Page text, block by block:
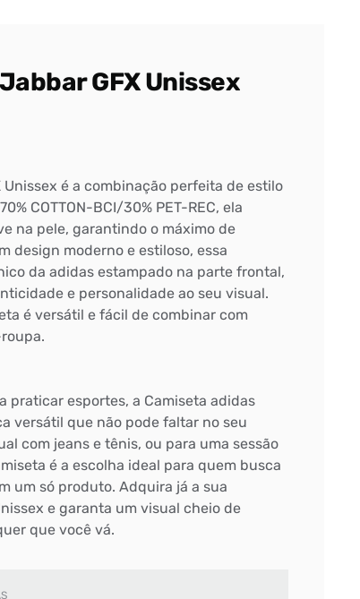
GFX Unissex
é a combinação perfeita de estilo
COTTON-BCI/30% PET-REC, ela
na pele, garantindo o máximo de
design moderno e estiloso, essa
da adidas estampado na parte frontal,
e personalidade ao seu visual.
é versátil e fácil de combinar com
praticar esportes, a Camiseta adidas
versátil que não pode faltar no seu
com jeans e tênis, ou para uma sessão
é a escolha ideal para quem busca
um só produto. Adquira já a sua
e garanta um visual cheio de
que você vá.